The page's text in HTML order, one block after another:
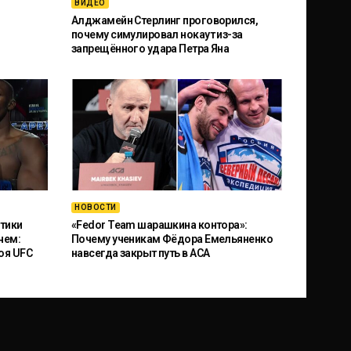
ВИДЕО
Алджамейн Стерлинг проговорился,
почему симулировал нокаут из-за
запрещённого удара Петра Яна
UFC
НОВОСТИ
«Fedor Team шарашкина контора»:
Почему ученикам Фёдора Емельяненко
навсегда закрыт путь в ACA